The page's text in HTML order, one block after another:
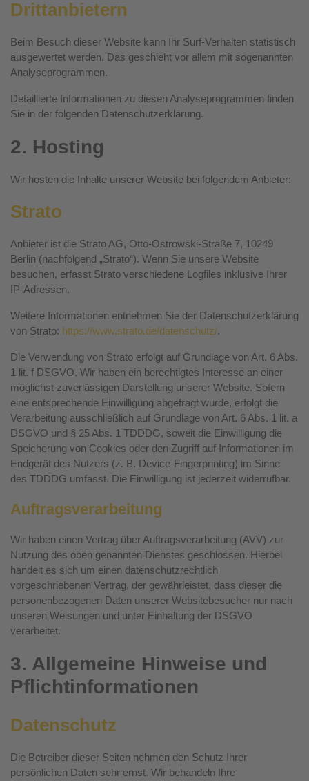
Dritt­anbietern
Beim Besuch dieser Website kann Ihr Surf-Verhalten statistisch
ausgewertet werden. Das geschieht vor allem mit sogenannten
Analyseprogrammen.
Detaillierte Informationen zu diesen Analyseprogrammen finden
Sie in der folgenden Datenschutzerklärung.
2. Hosting
Wir hosten die Inhalte unserer Website bei folgendem Anbieter:
Strato
Anbieter ist die Strato AG, Otto-Ostrowski-Straße 7, 10249
Berlin (nachfolgend „Strato“). Wenn Sie unsere Website
besuchen, erfasst Strato verschiedene Logfiles inklusive Ihrer
IP-Adressen.
Weitere Informationen entnehmen Sie der Datenschutzerklärung
von Strato: https://www.strato.de/datenschutz/.
Die Verwendung von Strato erfolgt auf Grundlage von Art. 6 Abs.
1 lit. f DSGVO. Wir haben ein berechtigtes Interesse an einer
möglichst zuverlässigen Darstellung unserer Website. Sofern
eine entsprechende Einwilligung abgefragt wurde, erfolgt die
Verarbeitung ausschließlich auf Grundlage von Art. 6 Abs. 1 lit. a
DSGVO und § 25 Abs. 1 TDDDG, soweit die Einwilligung die
Speicherung von Cookies oder den Zugriff auf Informationen im
Endgerät des Nutzers (z. B. Device-Fingerprinting) im Sinne
des TDDDG umfasst. Die Einwilligung ist jederzeit widerrufbar.
Auftragsverarbeitung
Wir haben einen Vertrag über Auftragsverarbeitung (AVV) zur
Nutzung des oben genannten Dienstes geschlossen. Hierbei
handelt es sich um einen datenschutzrechtlich
vorgeschriebenen Vertrag, der gewährleistet, dass dieser die
personenbezogenen Daten unserer Websitebesucher nur nach
unseren Weisungen und unter Einhaltung der DSGVO
verarbeitet.
3. Allgemeine Hinweise und
Pflicht­informationen
Datenschutz
Die Betreiber dieser Seiten nehmen den Schutz Ihrer
persönlichen Daten sehr ernst. Wir behandeln Ihre